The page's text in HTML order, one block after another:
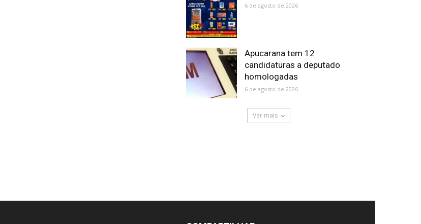
6 de agosto de 2026
Apucarana tem 12
candidaturas a deputado
homologadas
6 de agosto de 2026
Ver mais